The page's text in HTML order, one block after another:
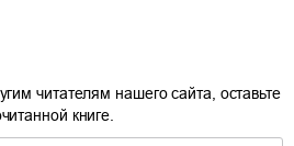
читателям нашего сайта, оставьте
книге.